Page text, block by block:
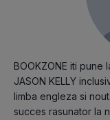
BOOKZONE iti
JASON KELLY
limba engleza si
succes rasunator la